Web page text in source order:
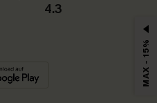
4.3
MAX - 15%